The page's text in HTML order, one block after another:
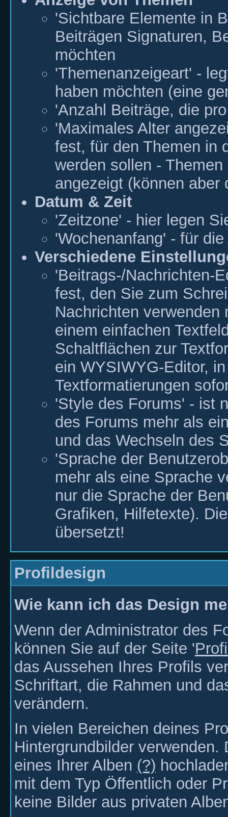
'Sichtbare Elemente in
Beiträgen Signaturen,
möchten
'Themenanzeigeart' -
haben möchten (eine
'Anzahl Beiträge, die
'Maximales Alter
fest, für den Themen in
werden sollen -
angezeigt (können aber
Datum & Zeit
'Zeitzone' - hier legen
'Wochenanfang' - für
Verschiedene
'Beitrags-/Nachrichten-
fest, den Sie zum
Nachrichten
einem einfachen
Schaltflächen zur
ein WYSIWYG-Editor,
Textformatierungen
'Style des Forums' - ist
des Forums mehr als
und das Wechseln des
'Sprache der
mehr als eine Sprache
nur die Sprache der
Grafiken, Hilfetexte).
übersetzt!
Profildesign
Wie kann ich das Design
Wenn der Administrator des
können Sie auf der Seite '
das Aussehen Ihres Profils
Schriftart, die Rahmen und
verändern.
In vielen Bereichen deines
Hintergrundbilder
eines Ihrer Alben (?)
mit dem Typ Öffentlich oder
keine Bilder aus privaten